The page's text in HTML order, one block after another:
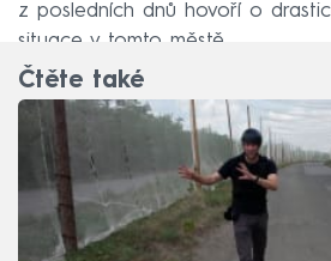
z posledních dnů hovoří o
situace v tomto městě.
Čtěte také